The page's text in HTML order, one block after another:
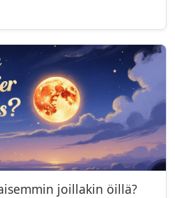
joillakin öillä?